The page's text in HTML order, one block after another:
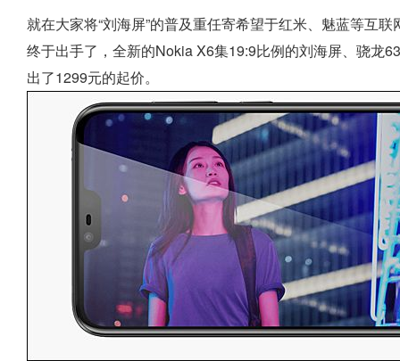
就在大家将“刘海屏”的普及重任寄希望于红米、魅蓝等
终于出手了，全新的Nokia X6集19:9比例的刘海屏、骁龙
出了1299元的起价。